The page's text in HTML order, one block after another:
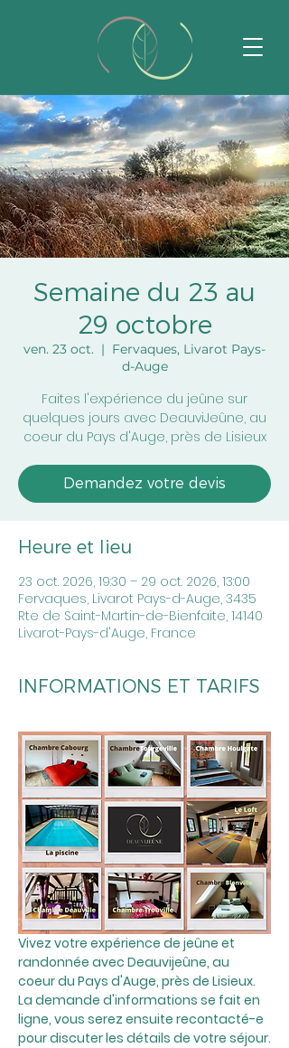
Semaine du 23 au
29 octobre
ven. 23 oct.
  |
Fervaques, Livarot Pays-
d-Auge
Faites l'expérience du jeûne sur
quelques jours avec DeauviJeûne, au
coeur du Pays d'Auge, près de Lisieux
Demandez votre devis
Heure et lieu
23 oct. 2026, 19:30 – 29 oct. 2026, 13:00
Fervaques, Livarot Pays-d-Auge, 3435
Rte de Saint-Martin-de-Bienfaite, 14140
Livarot-Pays-d'Auge, France
INFORMATIONS ET TARIFS
Vivez votre expérience de jeûne et
randonnée avec Deauvijeûne, au
coeur du Pays d'Auge, près de Lisieux.
La demande d'informations se fait en
ligne, vous serez ensuite recontacté-e
pour discuter les détails de votre séjour.